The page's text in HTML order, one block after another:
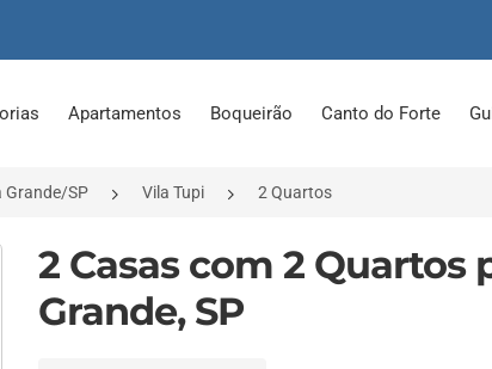
Apartamentos Boqueirão Canto do Forte
Grande/SP Vila Tupi 2 Quartos
2 Casas com 2 Quartos
Grande, SP